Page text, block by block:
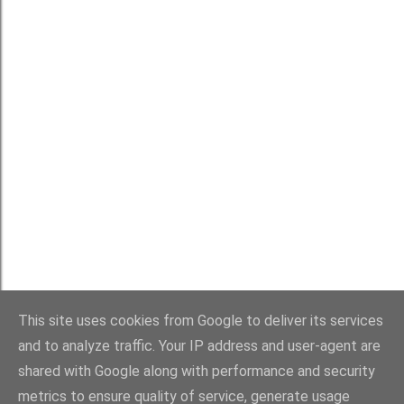
This site uses cookies from Google to deliver its services
and to analyze traffic. Your IP address and user-agent are
shared with Google along with performance and security
metrics to ensure quality of service, generate usage